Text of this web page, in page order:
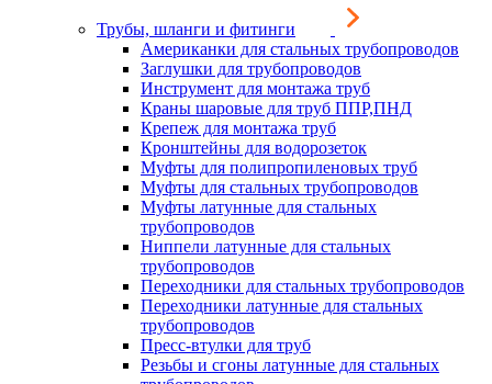
Трубы, шланги и фитинги
Американки для стальных трубопроводов
Заглушки для трубопроводов
Инструмент для монтажа труб
Краны шаровые для труб ППР,ПНД
Крепеж для монтажа труб
Кронштейны для водорозеток
Муфты для полипропиленовых труб
Муфты для стальных трубопроводов
Муфты латунные для стальных
трубопроводов
Ниппели латунные для стальных
трубопроводов
Переходники для стальных трубопроводов
Переходники латунные для стальных
трубопроводов
Пресс-втулки для труб
Резьбы и сгоны латунные для стальных